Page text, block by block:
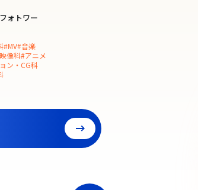
ォトワー
#MV#音楽
像科#アニメ
ン・CG科